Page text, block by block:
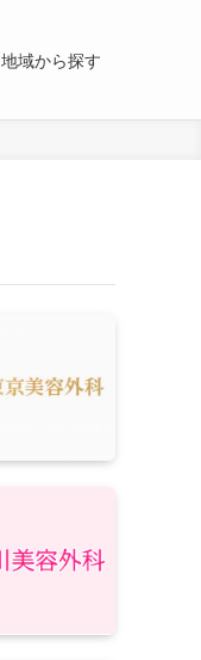
地域から探す